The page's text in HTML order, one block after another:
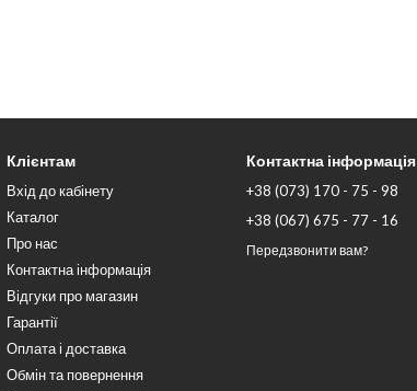
Клієнтам
Вхід до кабінету
Каталог
Про нас
Контактна інформація
Відгуки про магазин
Гарантії
Оплата і доставка
Обмін та повернення
Контактна інформація
+38 (073) 170 - 75 - 98
+38 (067) 675 - 77 - 16
Передзвонити вам?